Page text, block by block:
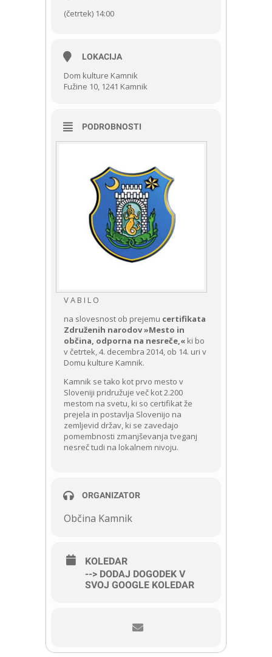
(četrtek) 14:00
LOKACIJA
Dom kulture Kamnik
Fužine 10, 1241 Kamnik
PODROBNOSTI
V A B I L O
na slovesnost ob prejemu certifikata
Združenih narodov »Mesto in
občina, odporna na nesreče,« ki bo
v četrtek, 4. decembra 2014, ob 14. uri v
Domu kulture Kamnik.
Kamnik se tako kot prvo mesto v
Sloveniji pridružuje več kot 2.200
mestom na svetu, ki so certifikat že
prejela in postavlja Slovenijo na
zemljevid držav, ki se zavedajo
pomembnosti zmanjševanja tveganj
nesreč tudi na lokalnem nivoju.
ORGANIZATOR
Občina Kamnik
KOLEDAR
--> DODAJ DOGODEK V
SVOJ GOOGLE KOLEDAR